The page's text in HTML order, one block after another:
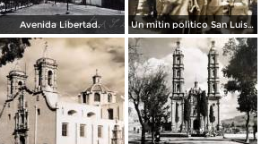
Avenida Libertad. Un mitin politico San Luis Potosí 8 de Mayo de 1921